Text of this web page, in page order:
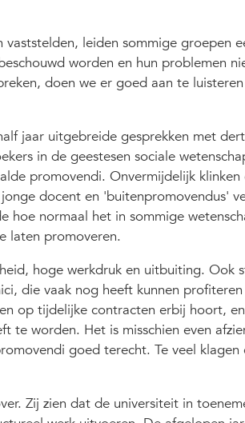
leiden sommige groepen
worden en hun problemen
doen we er goed aan te
jaar uitgebreide gesprekken met
in de geestesen sociale
promovendi. Onvermijdelijk klinken
docent en 'buitenpromovendus'
hoe normaal het in sommige
laten promoveren.
hoge werkdruk en uitbuiting. Ook
die vaak nog heeft kunnen
op tijdelijke contracten erbij hoort,
te worden. Het is misschien even
goed terecht. Te veel
Zij zien dat de universiteit in